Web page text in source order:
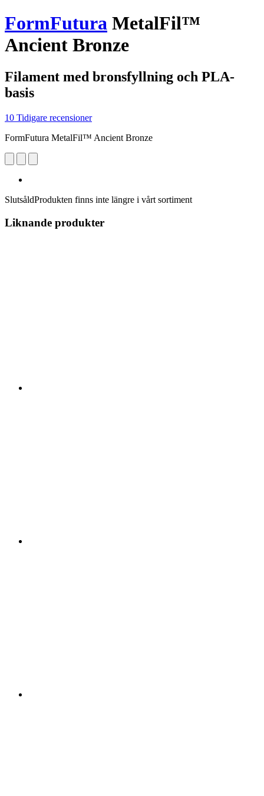
FormFutura MetalFil™
Ancient Bronze
Filament med bronsfyllning och PLA-
basis
10 Tidigare recensioner
FormFutura MetalFil™ Ancient Bronze
SlutsåldProdukten finns inte längre i vårt sortiment
Liknande produkter